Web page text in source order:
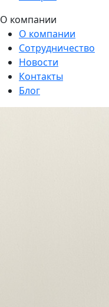
О компании
О компании
Сотрудничество
Новости
Контакты
Блог